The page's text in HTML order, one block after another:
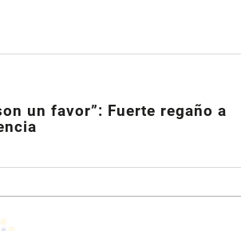
un favor”: Fuerte regaño a